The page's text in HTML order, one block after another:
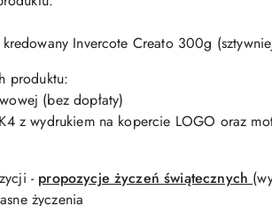
Invercote Creato 300g
produktu:
(bez dopłaty)
z wydrukiem na kopercie LOGO oraz
- propozycje życzeń świątecznych
życzenia